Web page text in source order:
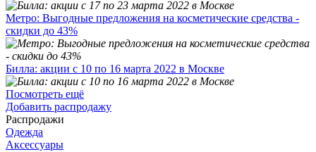
Метро: Выгодные предложения на косметические средства -
скидки до 43%
Билла: акции с 10 по 16 марта 2022 в Москве
Посмотреть ещё
Добавить распродажу
Распродажи
Одежда
Аксессуары